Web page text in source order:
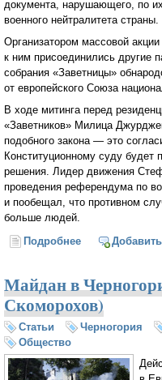
документа, нарушающего, по
военного нейтралитета страны.
Организатором массовой
к ним присоединились другие
собрания «Заветницы»
от европейского Союза
В ходе митинга перед
«Заветников» Милица
подобного закона — это
Конституционному суду будет
решения. Лидер движения
проведения референдума по
и пообещал, что противном
больше людей.
Подробнее о В Белграде
Майдан в
Скоморохов)
Статьи Черногория
Общество